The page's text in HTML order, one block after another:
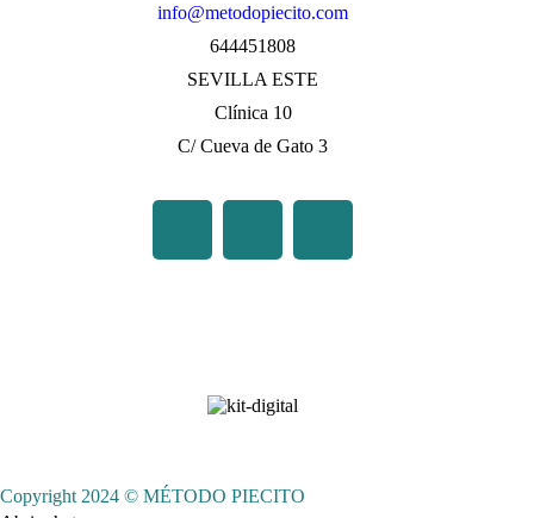
info@metodopiecito.com
644451808
SEVILLA ESTE
Clínica 10
C/ Cueva de Gato 3
Copyright 2024 © MÉTODO PIECITO